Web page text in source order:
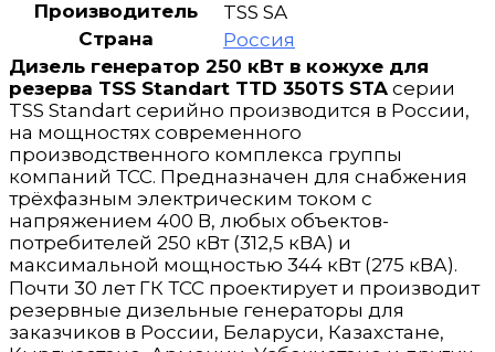
Производитель
TSS SA
Страна
Россия
Дизель генератор 250 кВт в кожухе для
резерва TSS Standart TTD 350TS STA серии
TSS Standart серийно производится в России,
на мощностях современного
производственного комплекса группы
компаний ТСС. Предназначен для снабжения
трёхфазным электрическим током с
напряжением 400 В, любых объектов-
потребителей 250 кВт (312,5 кВА) и
максимальной мощностью 344 кВт (275 кВА).
Почти 30 лет ГК ТСС проектирует и производит
резервные дизельные генераторы для
заказчиков в России, Беларуси, Казахстане,